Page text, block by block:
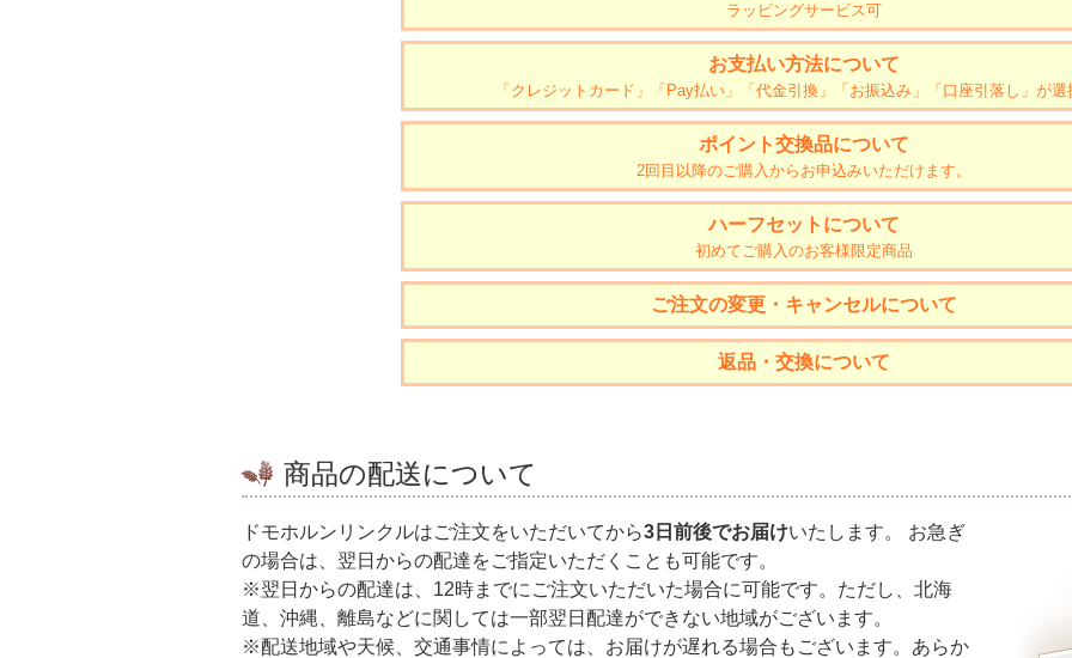
ラッピングサービス可
お支払い方法について
「クレジットカード」「Pay払い」「代金引換」「お振込み」「口座引落し」が選
ポイント交換品について
2回目以降のご購入からお申込みいただけます。
ハーフセットについて
初めてご購入のお客様限定商品
ご注文の変更・キャンセルについて
返品・交換について
商品の配送について
ドモホルンリンクルはご注文をいただいてから3日前後でお届けいたします。 お急ぎ
の場合は、翌日からの配達をご指定いただくことも可能です。
※翌日からの配達は、12時までにご注文いただいた場合に可能です。ただし、北海
道、沖縄、離島などに関しては一部翌日配達ができない地域がございます。
※配送地域や天候、交通事情によっては、お届けが遅れる場合もございます。あらか